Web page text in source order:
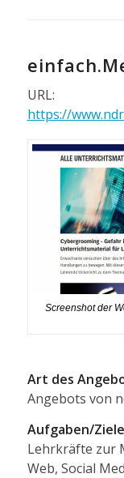
URL:
https://
Screenshot der
Art des
Angebots von
Aufgaben/
Lehrkräfte zur
Web, Social